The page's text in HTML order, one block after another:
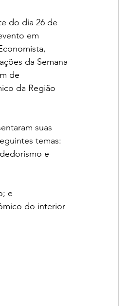
do dia 26 de
em
da Semana
de
da Região
suas
temas:
e
e
do interior